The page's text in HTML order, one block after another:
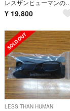
レスザンヒュー
¥ 19,800
LESS THAN HUMAN